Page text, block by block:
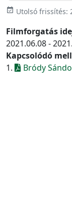
event_available Utolsó frissítés:
Filmforgatás
2021.06.08 -
Kapcsolódó
1.
Bródy